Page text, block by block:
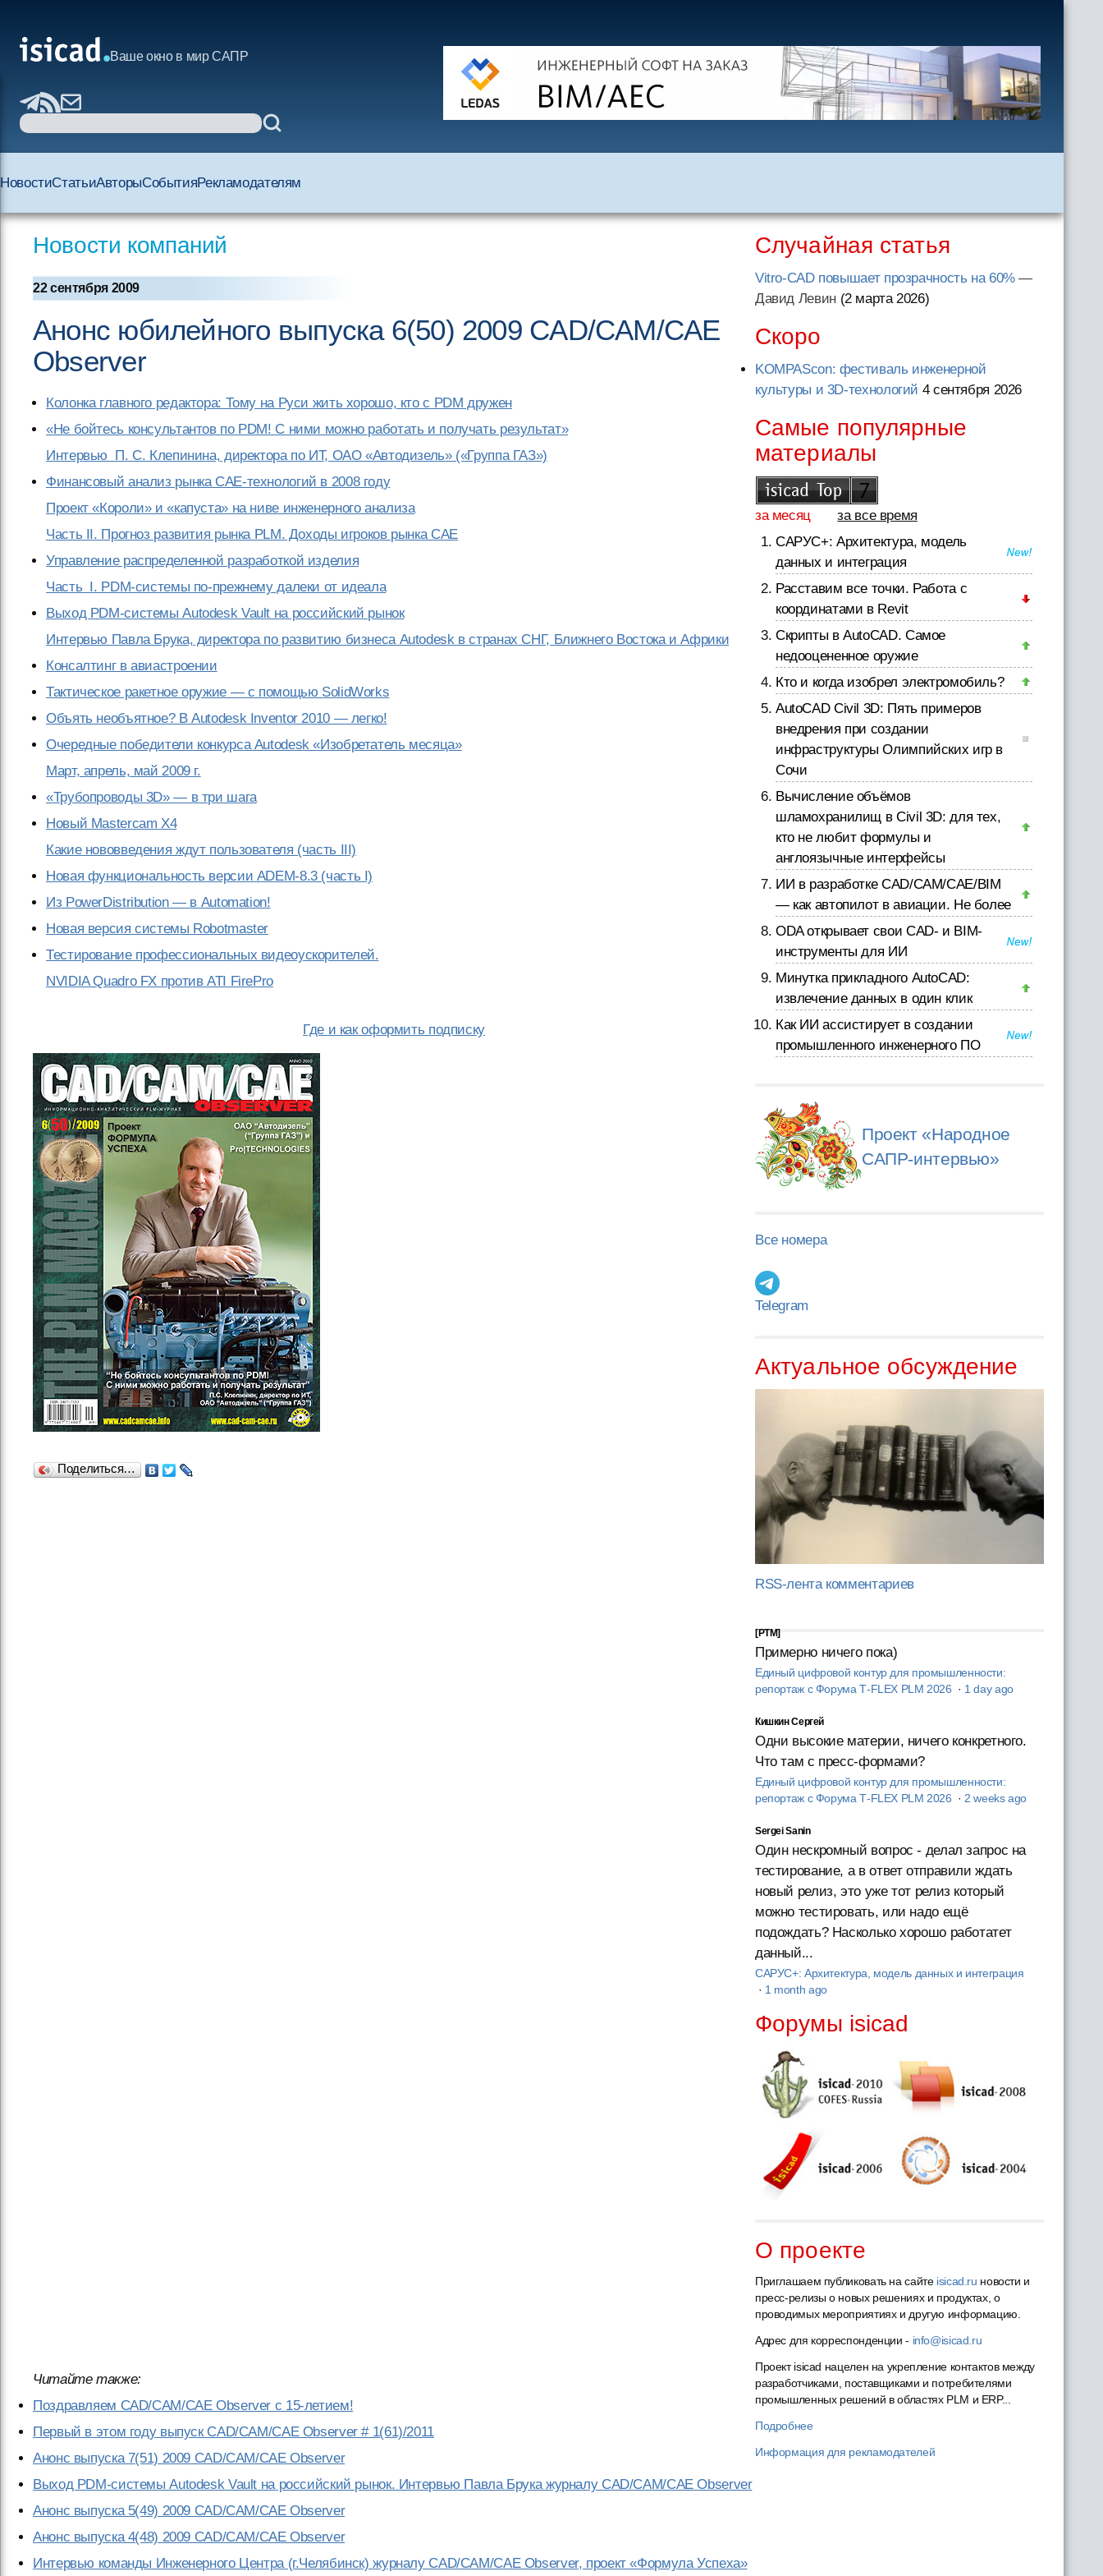
Ваше окно в мир САПР
НовостиСтатьиАвторыСобытияРекламодателям
Новости компаний
22 сентября 2009
Анонс юбилейного выпуска 6(50) 2009 CAD/CAM/CAE
Observer
Колонка главного редактора: Тому на Руси жить хорошо, кто с PDM дружен
«Не бойтесь консультантов по PDM! С ними можно работать и получать результат»
Интервью П. С. Клепинина, директора по ИТ, ОАО «Автодизель» («Группа ГАЗ»)
Финансовый анализ рынка CAE-технологий в 2008 году
Проект «Короли» и «капуста» на ниве инженерного анализа
Часть II. Прогноз развития рынка PLM. Доходы игроков рынка CAE
Управление распределенной разработкой изделия
Часть I. PDM-системы по-прежнему далеки от идеала
Выход PDM-системы Autodesk Vault на российский рынок
Интервью Павла Брука, директора по развитию бизнеса Autodesk в странах СНГ, Ближнего Востока и Африки
Консалтинг в авиастроении
Тактическое ракетное оружие — с помощью SolidWorks
Объять необъятное? В Autodesk Inventor 2010 — легко!
Очередные победители конкурса Autodesk «Изобретатель месяца»
Март, апрель, май 2009 г.
«Трубопроводы 3D» — в три шага
Новый Mastercam Х4
Какие нововведения ждут пользователя (часть III)
Новая функциональность версии ADEM-8.3 (часть I)
Из PowerDistribution — в Automation!
Новая версия системы Robotmaster
Тестирование профессиональных видеоускорителей.
NVIDIA Quadro FX против ATI FirePro
Где и как оформить подписку
Поделиться…
Читайте также:
Поздравляем CAD/CAM/CAE Observer с 15-летием!
Первый в этом году выпуск CAD/CAM/CAE Observer # 1(61)/2011
Анонс выпуска 7(51) 2009 CAD/CAM/CAE Observer
Выход PDM-системы Autodesk Vault на российский рынок. Интервью Павла Брука журналу CAD/CAM/CAE Observer
Анонс выпуска 5(49) 2009 CAD/CAM/CAE Observer
Анонс выпуска 4(48) 2009 CAD/CAM/CAE Observer
Интервью команды Инженерного Центра (г.Челябинск) журналу CAD/CAM/CAE Observer, проект «Формула Успеха»
Случайная статья
Vitro-CAD повышает прозрачность на 60%—
Давид Левин (2 марта 2026)
Скоро
KOMPAScon: фестиваль инженерной
культуры и 3D-технологий 4 сентября 2026
Самые популярные
материалы
за месяц
за все время
САРУС+: Архитектура, модель
данных и интеграция
Расставим все точки. Работа с
координатами в Revit
Скрипты в AutoCAD. Самое
недооцененное оружие
Кто и когда изобрел электромобиль?
AutoCAD Civil 3D: Пять примеров
внедрения при создании
инфраструктуры Олимпийских игр в
Сочи
Вычисление объёмов
шламохранилищ в Civil 3D: для тех,
кто не любит формулы и
англоязычные интерфейсы
ИИ в разработке CAD/CAM/CAE/BIM
— как автопилот в авиации. Не более
ODA открывает свои CAD- и BIM-
инструменты для ИИ
Минутка прикладного AutoCAD:
извлечение данных в один клик
Как ИИ ассистирует в создании
промышленного инженерного ПО
Проект «Народное
САПР-интервью»
Все номера
Telegram
Актуальное обсуждение
RSS-лента комментариев
[PTM]
Примерно ничего пока)
Единый цифровой контур для промышленности:
репортаж с Форума T‑FLEX PLM 2026 · 1 day ago
Кишкин Сергей
Одни высокие материи, ничего конкретного.
Что там с пресс-формами?
Единый цифровой контур для промышленности:
репортаж с Форума T‑FLEX PLM 2026 · 2 weeks ago
Sergei Sanin
Один нескромный вопрос - делал запрос на
тестирование, а в ответ отправили ждать
новый релиз, это уже тот релиз который
можно тестировать, или надо ещё
подождать? Насколько хорошо работатет
данный...
САРУС+: Архитектура, модель данных и интеграция
· 1 month ago
Форумы isicad
О проекте
Приглашаем публиковать на сайте isicad.ru новости и
пресс-релизы о новых решениях и продуктах, о
проводимых мероприятиях и другую информацию.
Адрес для корреспонденции - info@isicad.ru
Проект isicad нацелен на укрепление контактов между
разработчиками, поставщиками и потребителями
промышленных решений в областях PLM и ERP...
Подробнее
Информация для рекламодателей